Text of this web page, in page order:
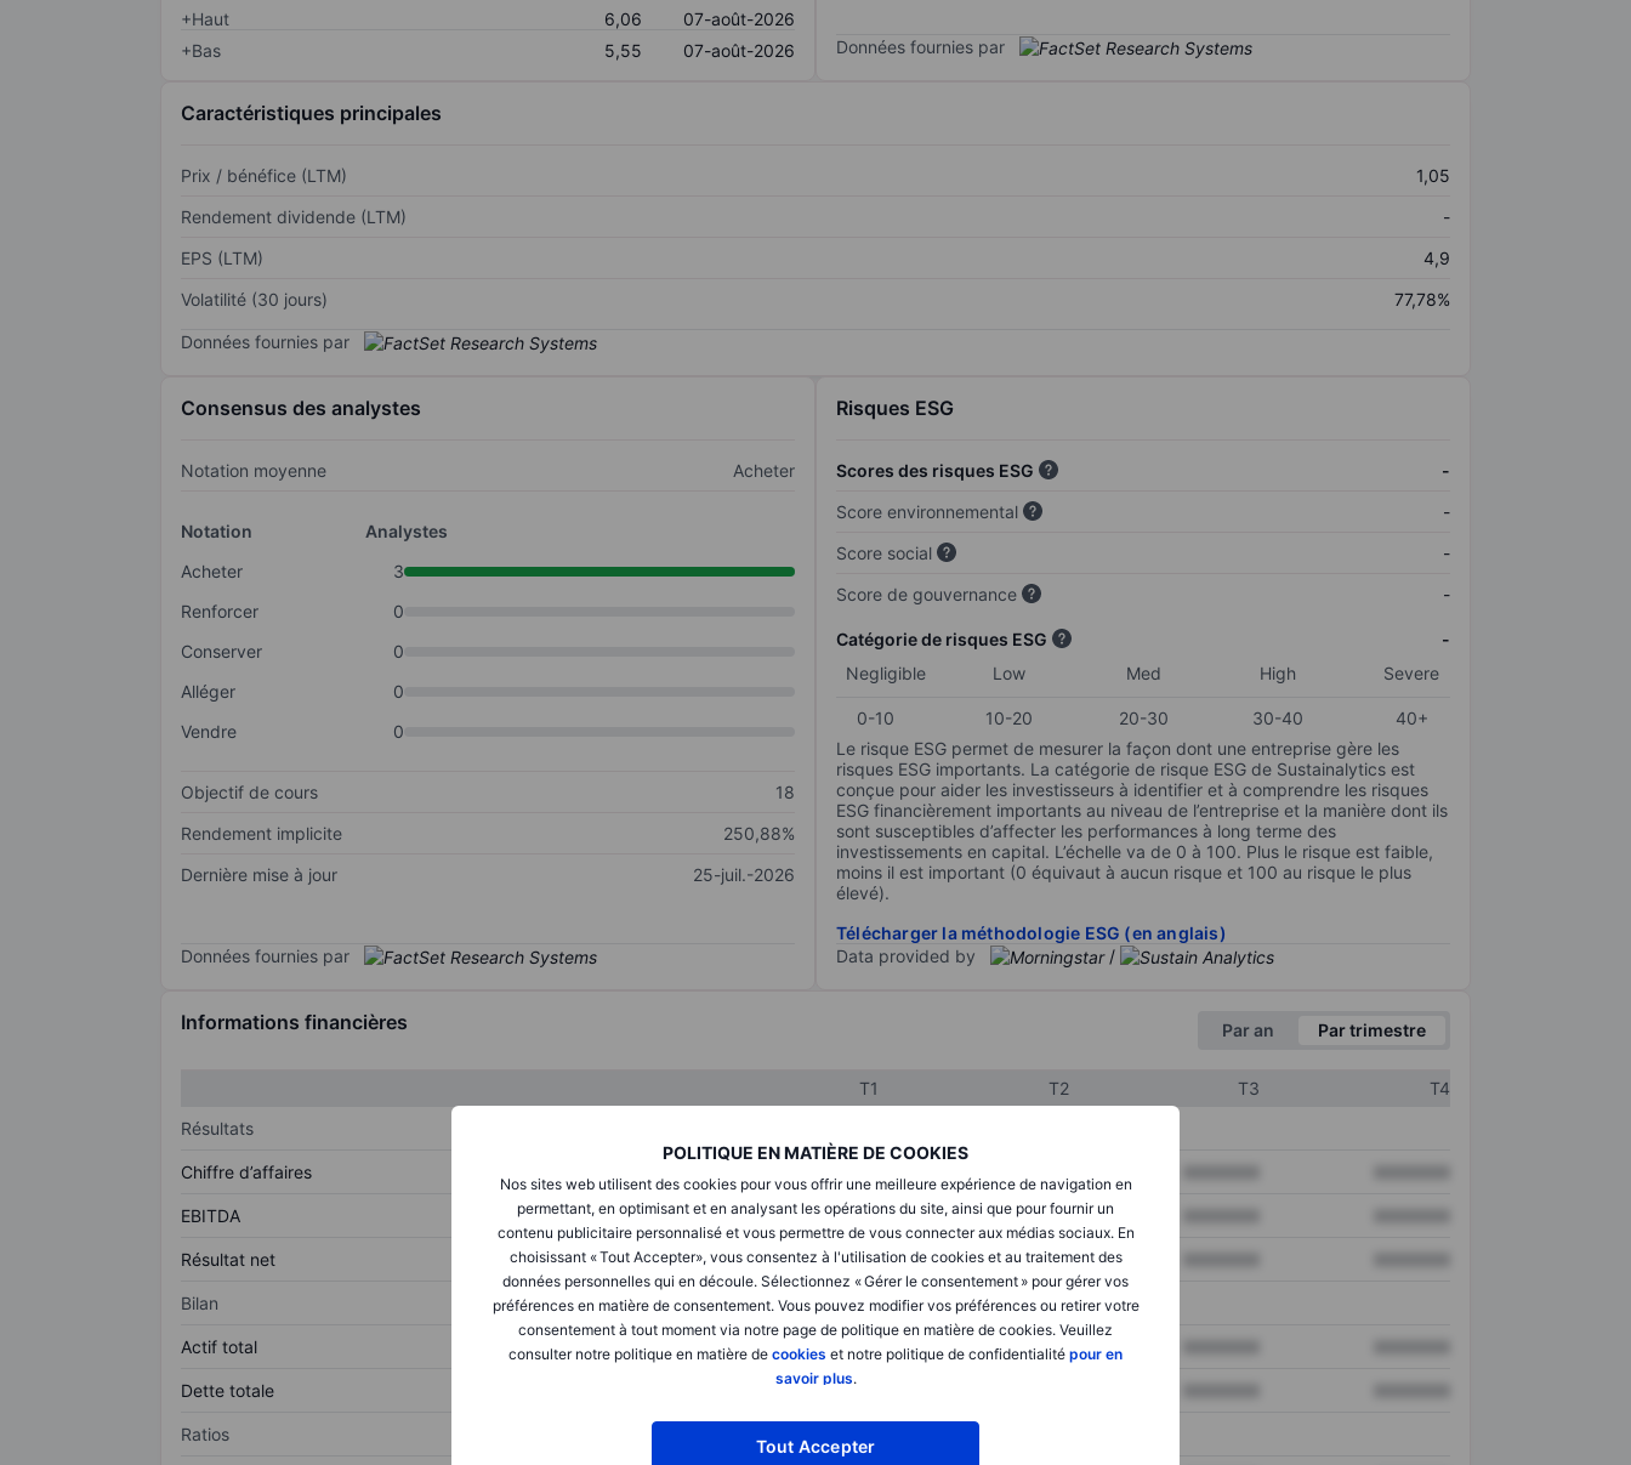
POLITIQUE EN MATIÈRE DE COOKIES
Nos sites web utilisent des cookies pour vous offrir une meilleure expérience de navigation en
permettant, en optimisant et en analysant les opérations du site, ainsi que pour fournir un
contenu publicitaire personnalisé et vous permettre de vous connecter aux médias sociaux. En
choisissant « Tout Accepter», vous consentez à l'utilisation de cookies et au traitement des
données personnelles qui en découle. Sélectionnez « Gérer le consentement » pour gérer vos
préférences en matière de consentement. Vous pouvez modifier vos préférences ou retirer votre
consentement à tout moment via notre page de politique en matière de cookies. Veuillez
consulter notre politique en matière de cookies et notre politique de confidentialité pour en
savoir plus.
Tout Accepter
+Haut
6,06
07-août-2026
+Bas
5,55 07-août-2026 Données fournies par
Caractéristiques principales
Prix / bénéfice (LTM)
1,05
Rendement dividende (LTM)
-
EPS (LTM)
4,9
Volatilité (30 jours)
77,78%
Données fournies par
Consensus des analystes
Notation moyenne Acheter
Notation
Analystes
Acheter
3
Renforcer
0
Conserver
0
Alléger
0
Vendre
0
Objectif de cours
18
Rendement implicite
250,88%
Dernière mise à jour
25-juil.-2026
Données fournies par
Risques ESG
Scores des risques ESG
-
Score environnemental
-
Score social
-
Score de gouvernance
-
Catégorie de risques ESG
-
Negligible
Low Med High Severe
0-10 10-20 20-30 30-40
40+
Le risque ESG permet de mesurer la façon dont une entreprise gère les
risques ESG importants. La catégorie de risque ESG de Sustainalytics est
conçue pour aider les investisseurs à identifier et à comprendre les risques
ESG financièrement importants au niveau de l’entreprise et la manière dont ils
sont susceptibles d’affecter les performances à long terme des
investissements en capital. L’échelle va de 0 à 100. Plus le risque est faible,
moins il est important (0 équivaut à aucun risque et 100 au risque le plus
élevé).
Télécharger la méthodologie ESG (en anglais)
Data provided by
/
Informations financières Par an Par trimestre
T1 T2 T3
T4
Résultats
Chiffre d’affaires
EBITDA XXXXXXX XXXXXXX
Résultat net XXXXXXX XXXXXXX
Bilan
Actif total XXXXXXX XXXXXXX
Dette totale XXXXXXX
Ratios